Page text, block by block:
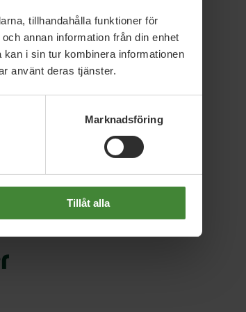
tillhandahålla funktioner för
annan information från din enhet
i sin tur kombinera informationen
använt deras tjänster.
Marknadsföring
Tillåt alla
göra
Slutet på menyn